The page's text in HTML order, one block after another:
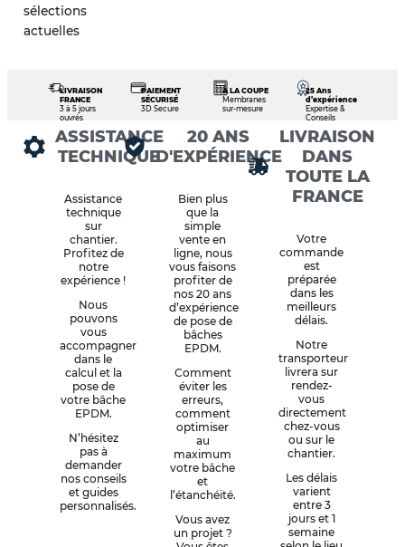
sélections
actuelles
LIVRAISON
FRANCE
3 à 5 jours
ouvrés
PAIEMENT
SÉCURISÉ
3D Secure
À LA COUPE
Membranes
sur-mesure
25 Ans
d’expérience
Expertise &
Conseils
ASSISTANCE
TECHNIQUE
Assistance
technique
sur
chantier.
Profitez de
notre
expérience !
Nous
pouvons
vous
accompagner
dans le
calcul et la
pose de
votre bâche
EPDM.
N’hésitez
pas à
demander
nos conseils
et guides
personnalisés.
20 ANS
D'EXPÉRIENCE
Bien plus
que la
simple
vente en
ligne, nous
vous faisons
profiter de
nos 20 ans
d’expérience
de pose de
bâches
EPDM.
Comment
éviter les
erreurs,
comment
optimiser
au
maximum
votre bâche
et
l’étanchéité.
Vous avez
un projet ?
LIVRAISON
DANS
TOUTE LA
FRANCE
Votre
commande
est
préparée
dans les
meilleurs
délais.
Notre
transporteur
livrera sur
rendez-
vous
directement
chez-vous
ou sur le
chantier.
Les délais
varient
entre 3
jours et 1
semaine